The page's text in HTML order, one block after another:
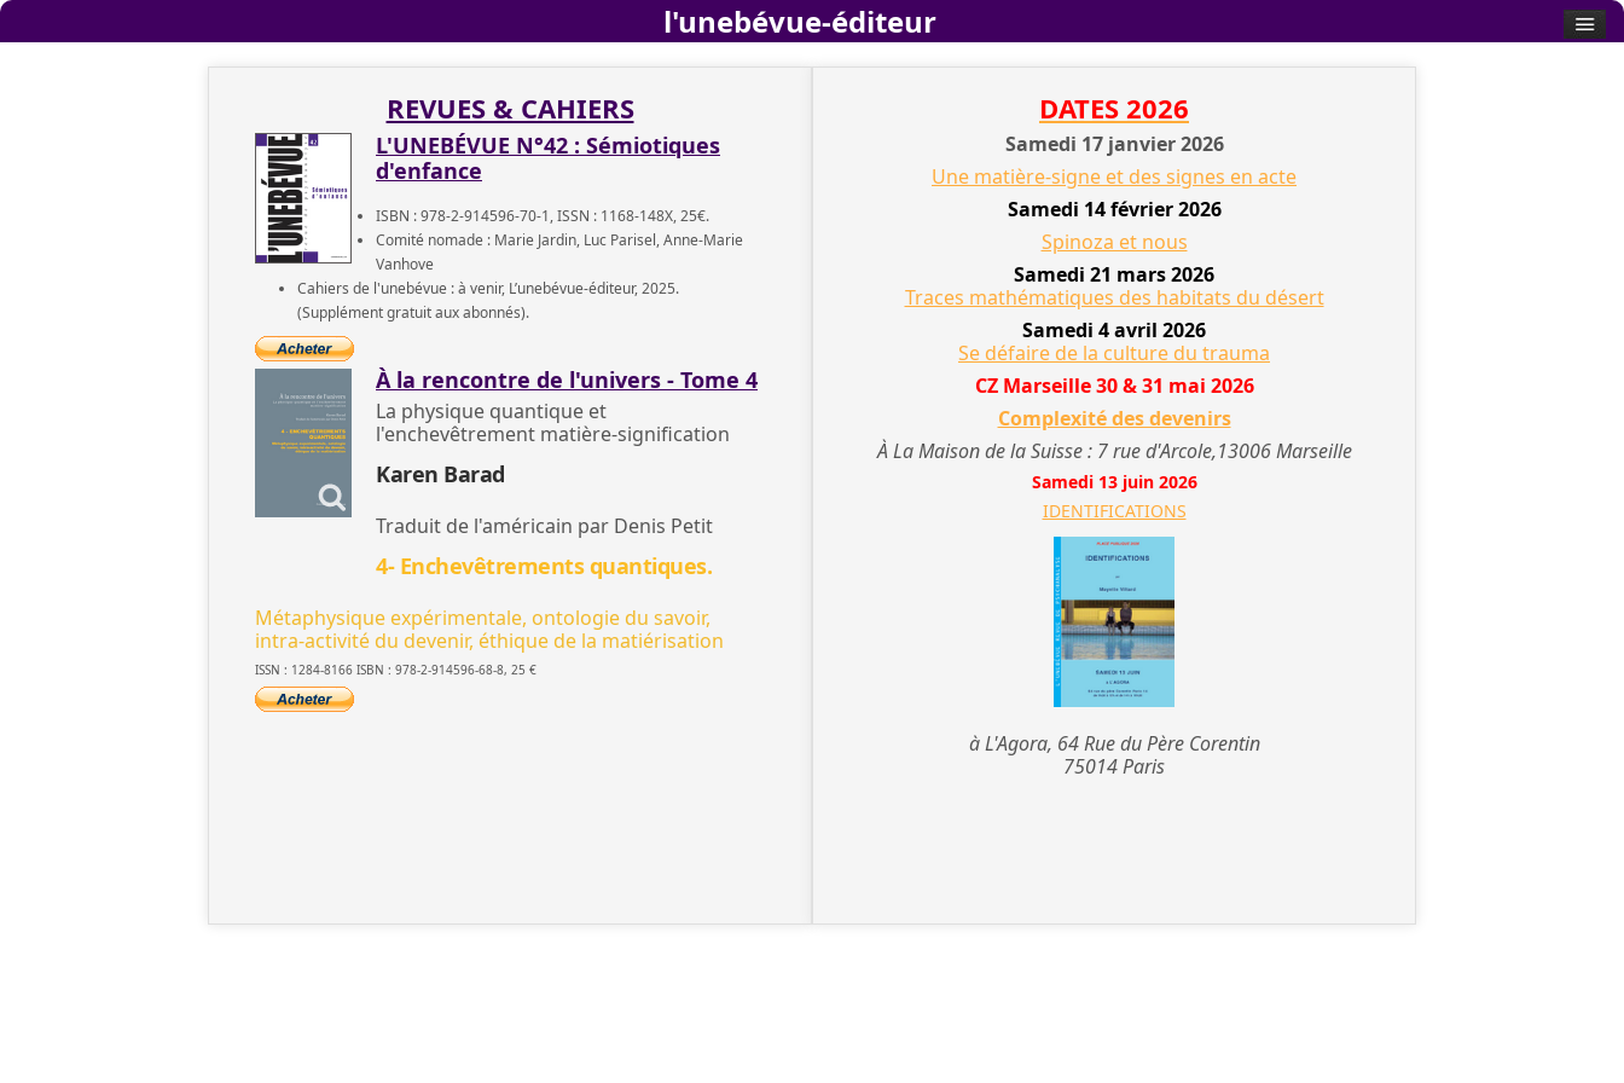
REVUES & CAHIERS
L'UNEBÉVUE N°42 : Sémiotiques
d'enfance
ISBN : 978-2-914596-70-1, ISSN : 1168-148X, 25€.
Comité nomade : Marie Jardin, Luc Parisel, Anne-Marie
Vanhove
Cahiers de l'unebévue : à venir, L’unebévue-éditeur, 2025.
(Supplément gratuit aux abonnés).
À la rencontre de l'univers - Tome 4
La physique quantique et
l'enchevêtrement matière-signification
Karen Barad
Traduit de l'américain par Denis Petit
4- Enchevêtrements quantiques.
Métaphysique expérimentale, ontologie du savoir,
intra-activité du devenir, éthique de la matiérisation
ISSN : 1284-8166 ISBN : 978-2-914596-68-8, 25 €
DATES 2026
Samedi 17 janvier 2026
Une matière-signe et des signes en acte
Samedi 14 février 2026
Spinoza et nous
Samedi 21 mars 2026
Traces mathématiques des habitats du désert
Samedi 4 avril 2026
Se défaire de la culture du trauma
CZ Marseille 30 & 31 mai 2026
Complexité des devenirs
À La Maison de la Suisse : 7 rue d'Arcole,13006 Marseille
Samedi 13 juin 2026
IDENTIFICATIONS
à L'Agora, 64 Rue du Père Corentin
75014 Paris
l'unebévue-éditeur